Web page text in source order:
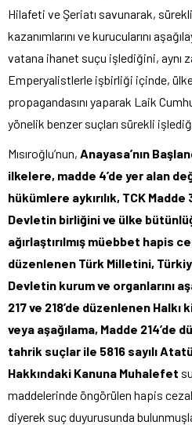
Hilafeti ve Şeriatı savunarak,
kazanımlarını ve kurucularını
vatana ihanet suçu işlediğini, aynı
Emperyalistlerle işbirliği içinde,
propagandasını yaparak Laik
yönelik benzer suçları sürekli
Mısıroğlu’nun, Anayasa’nın
ilkelere, madde 4’de yer alan
hükümlere aykırılık, TCK Madde
Devletin birliğini ve ülke
ağırlaştırılmış müebbet hapis
düzenlenen Türk Milletini,
Devletin kurum ve organlarını
217 ve 218’de düzenlenen Halkı
veya aşağılama, Madde 214’de
tahrik suçlar ile 5816 sayılı
Hakkındaki Kanuna Muhalefet
maddelerinde öngörülen hapis
diyerek suç duyurusunda